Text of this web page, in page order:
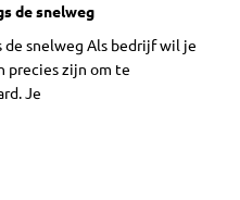
de snelweg
snelweg Als bedrijf wil je
precies zijn om te
Je